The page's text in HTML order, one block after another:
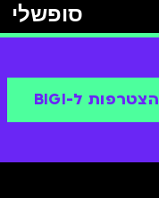
סופשלי
הצטרפות ל-BIGI